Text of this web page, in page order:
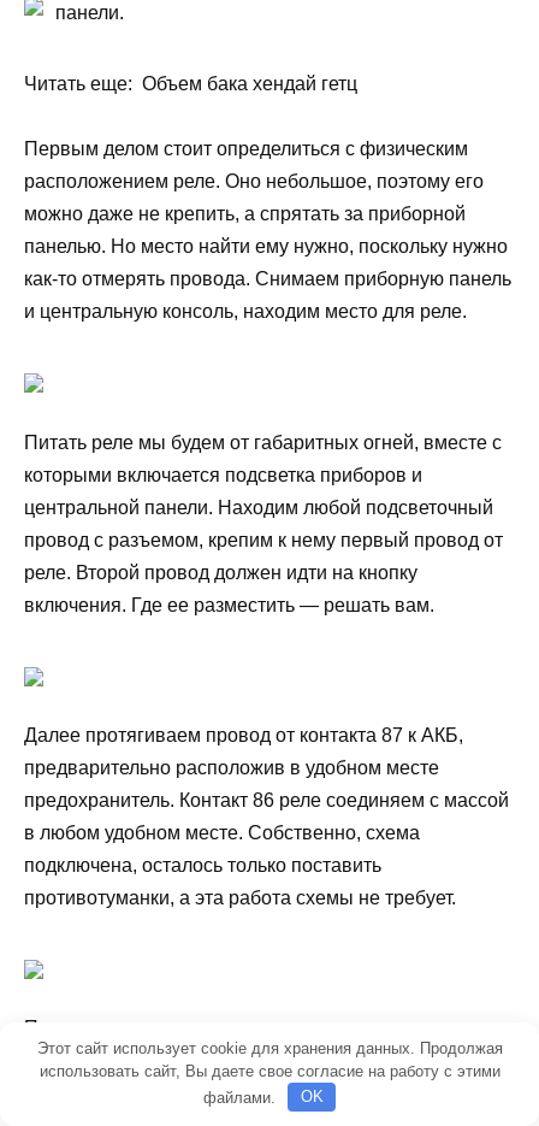
панели.
Читать еще: Объем бака хендай гетц
Первым делом стоит определиться с физическим
расположением реле. Оно небольшое, поэтому его
можно даже не крепить, а спрятать за приборной
панелью. Но место найти ему нужно, поскольку нужно
как-то отмерять провода. Снимаем приборную панель
и центральную консоль, находим место для реле.
Питать реле мы будем от габаритных огней, вместе с
которыми включается подсветка приборов и
центральной панели. Находим любой подсветочный
провод с разъемом, крепим к нему первый провод от
реле. Второй провод должен идти на кнопку
включения. Где ее разместить — решать вам.
Далее протягиваем провод от контакта 87 к АКБ,
предварительно расположив в удобном месте
предохранитель. Контакт 86 реле соединяем с массой
в любом удобном месте. Собственно, схема
подключена, осталось только поставить
противотуманки, а эта работа схемы не требует.
При установке самих противотуманок нужно
внимательно ознакомиться с нормами установки
дополнительного светового оборудования, которые
Этот сайт использует cookie для хранения данных. Продолжая
использовать сайт, Вы даете свое согласие на работу с этими
файлами.
OK